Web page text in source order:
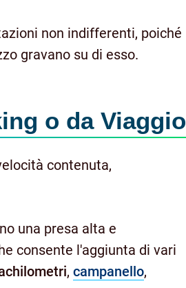
non indifferenti, poiché
gravano su di esso.
o da Viaggio
contenuta,
una presa alta e
consente l'aggiunta di vari
, campanello,